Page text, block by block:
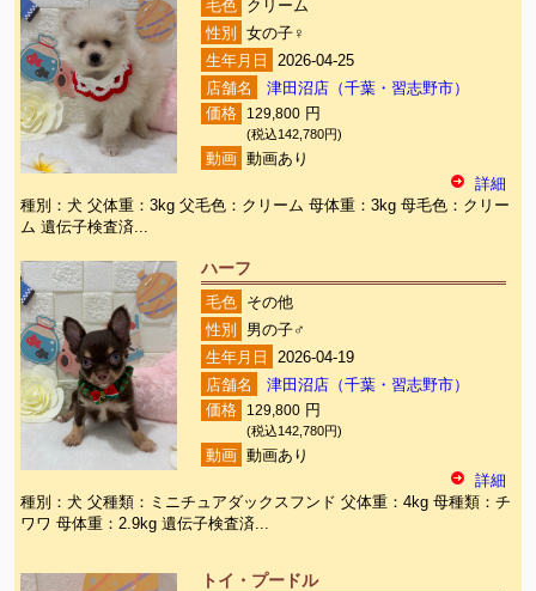
毛色
クリーム
性別
女の子♀
生年月日
2026-04-25
店舗名
津田沼店（千葉・習志野市）
価格
129,800 円
(税込142,780円)
動画
動画あり
詳細
種別：犬 父体重：3kg 父毛色：クリーム 母体重：3kg 母毛色：クリー
ム 遺伝子検査済...
ハーフ
毛色
その他
性別
男の子♂
生年月日
2026-04-19
店舗名
津田沼店（千葉・習志野市）
価格
129,800 円
(税込142,780円)
動画
動画あり
詳細
種別：犬 父種類：ミニチュアダックスフンド 父体重：4kg 母種類：チ
ワワ 母体重：2.9kg 遺伝子検査済...
トイ・プードル